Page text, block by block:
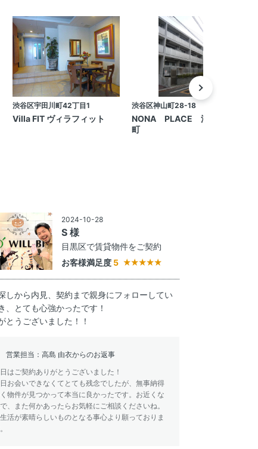
渋谷区宇田川町42丁目1
Villa FIT ヴィラフィット
渋谷区神山町28-18
NONA PLACE 渋谷神山
町
2024-10-28
S 様
目黒区で賃貸物件をご契約
お客様満足度 5
しから内見、契約まで親身にフォローしてい
、とても心強かったです！
とうございました！！
営業担当：高島 由衣からのお返事
はご契約ありがとうございました！
お会いできなくてとても残念でしたが、無事納得
物件が見つかって本当に良かったです。お近くな
、また何かあったらお気軽にご相談くださいね。
活が素晴らしいものとなる事心より願っておりま